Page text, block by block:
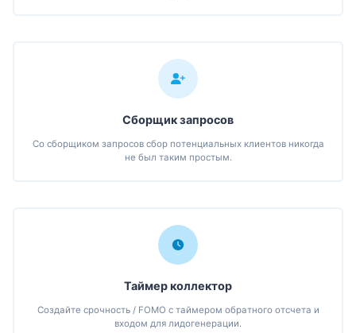
Сборщик запросов
Со сборщиком запросов сбор потенциальных клиентов никогда
не был таким простым.
Таймер коллектор
Создайте срочность / FOMO с таймером обратного отсчета и
входом для лидогенерации.